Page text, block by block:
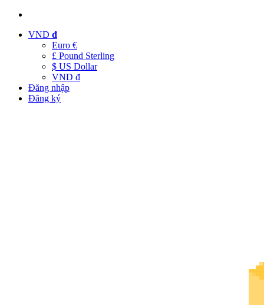
VND đ
Euro €
£ Pound Sterling
$ US Dollar
VND đ
Đăng nhập
Đăng ký